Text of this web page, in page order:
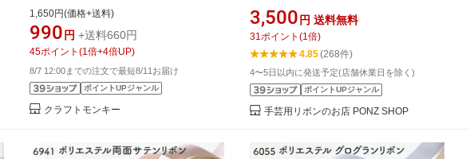
[Pleated] Ribbon 24mm Viola 1m
1,650円(価格+送料)
990 円 +送料660円
45ポイント (1 倍+4倍UP)
8/7 12:00までの注文で最短8/11お届け
ポイントUPジャンル
クラフトモンキー
ートパック 詰め合わせ インドリボン
お得 安い 割安 インドリボン ハン
ドメイド 手芸 パーツ リボン イン
ド刺繍リボン 総額6500円以上【E】
3,500 円 送料無料
31 ポイント (1 倍)
4.85(268件)
4〜5日以内に発送予定(店舗休業日を除く)
ポイントUPジャンル
手芸用リボンのお店 PONZ SHOP